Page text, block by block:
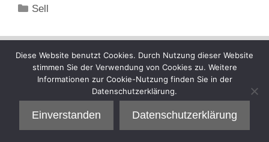
Kategorien
Sell
Diese Website benutzt Cookies. Durch Nutzung dieser Website
stimmen Sie der Verwendung von Cookies zu. Weitere
Informationen zur Cookie-Nutzung finden Sie in der
Datenschutzerklärung.
Einverstanden Datenschutzerklärung